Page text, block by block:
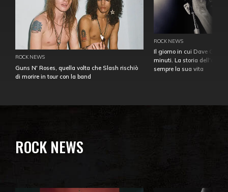
ROCK NEWS
Guns N' Roses, quella volta che Slash rischiò
di morire in tour con la band
ROCK NEWS
Il giorno in cui Dave
minuti. La storia
sempre la sua vita
ROCK NEWS